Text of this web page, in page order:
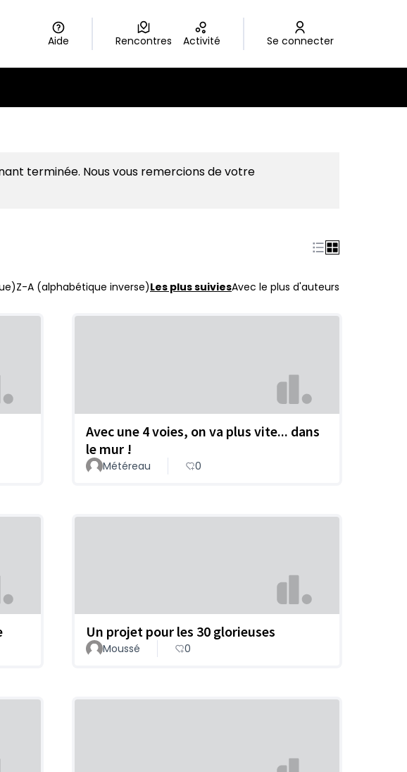
Aide Rencontres Activité Se connecter
utilisateur
terminée. Nous vous remercions de votre
Z-A (alphabétique inverse)Les plus suiviesAvec le plus d'auteurs
Avec une 4 voies, on va plus vite... dans
le mur !
Météreau 0
Un projet pour les 30 glorieuses
Moussé 0